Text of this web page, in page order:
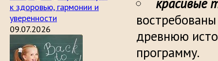
к здоровью, гармонии и
уверенности
09.07.2026
красивые
древнюю
программу.